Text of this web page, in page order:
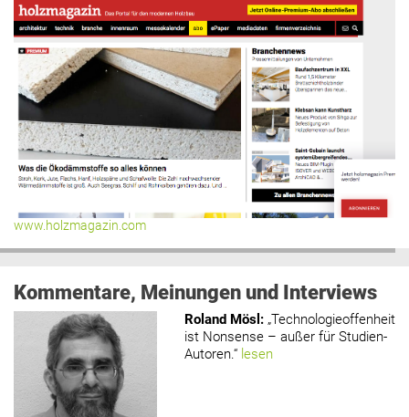
www.holzmagazin.com
Kommentare, Meinungen und Interviews
Roland Mösl : „Technologieoffenheit
ist Nonsense – außer für Studien-
Autoren.“ lesen